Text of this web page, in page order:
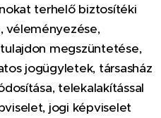
terhelő biztosítéki
véleményezése,
megszüntetése,
jogügyletek, társasház
telekalakítással
jogi képviselet